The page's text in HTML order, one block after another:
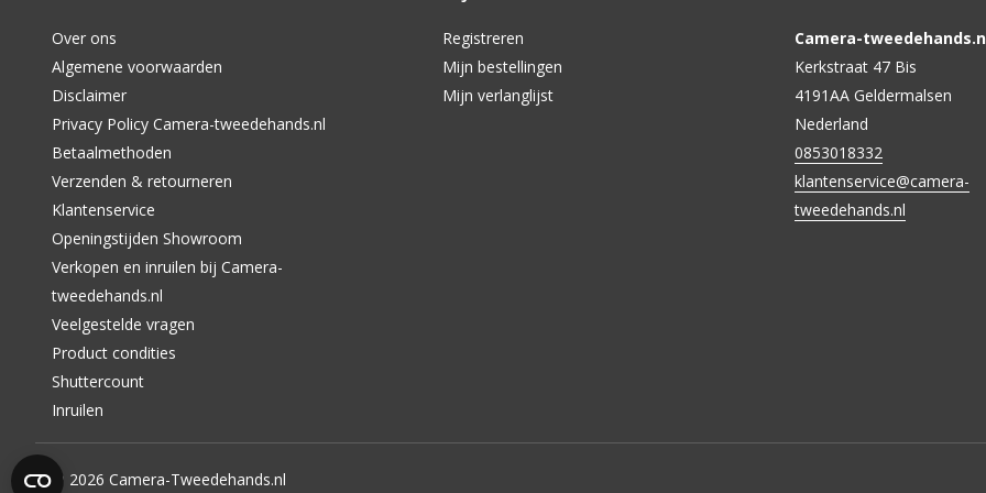
Over ons
Algemene voorwaarden
Disclaimer
Privacy Policy Camera-tweedehands.nl
Betaalmethoden
Verzenden & retourneren
Klantenservice
Openingstijden Showroom
Verkopen en inruilen bij Camera-
tweedehands.nl
Veelgestelde vragen
Product condities
Shuttercount
Inruilen
Registreren
Mijn bestellingen
Mijn verlanglijst
Camera-
Kerkstraat 47 Bis
4191AA Geldermalsen
Nederland
0853018332
klantenservice@camera-
tweedehands.nl
© 2026 Camera-Tweedehands.nl